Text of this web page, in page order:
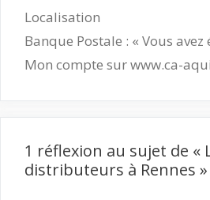
Catégories
Localisation
Banque Postale : « Vous avez
Mon compte sur www.ca-
1 réflexion au sujet de «
distributeurs à Rennes »